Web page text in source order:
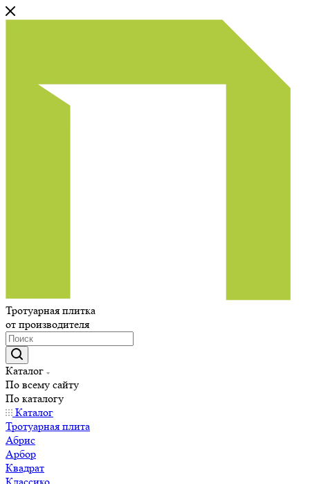
Тротуарная плитка
от производителя
Каталог
По всему сайту
По каталогу
Каталог
Тротуарная плита
Абрис
Арбор
Квадрат